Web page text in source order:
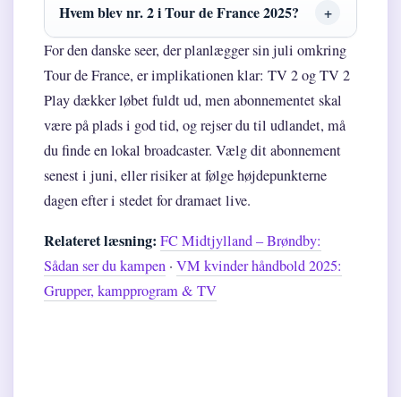
Hvem blev nr. 2 i Tour de France 2025?
For den danske seer, der planlægger sin juli omkring
Tour de France, er implikationen klar: TV 2 og TV 2
Play dækker løbet fuldt ud, men abonnementet skal
være på plads i god tid, og rejser du til udlandet, må
du finde en lokal broadcaster. Vælg dit abonnement
senest i juni, eller risiker at følge højdepunkterne
dagen efter i stedet for dramaet live.
Relateret læsning: FC Midtjylland – Brøndby:
Sådan ser du kampen · VM kvinder håndbold 2025:
Grupper, kampprogram & TV